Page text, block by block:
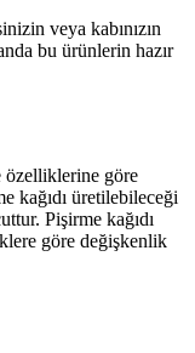
veya kabınızın
bu ürünlerin hazır
özelliklerine göre
kağıdı üretilebileceği
Pişirme kağıdı
göre değişkenlik